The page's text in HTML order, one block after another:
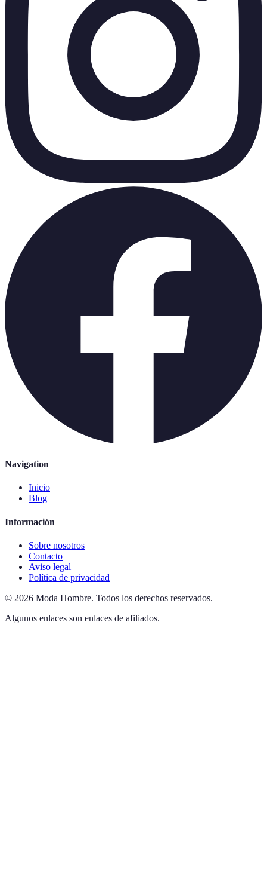
Navigation
Inicio
Blog
Información
Sobre nosotros
Contacto
Aviso legal
Política de privacidad
© 2026 Moda Hombre. Todos los derechos reservados.
Algunos enlaces son enlaces de afiliados.